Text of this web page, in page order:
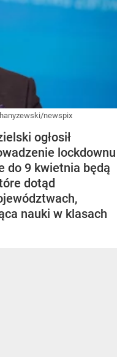
newspix
ogłosił
lockdownu
do 9 kwietnia będą
dotąd
nauki w klasach